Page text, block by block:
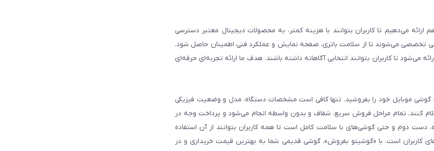
می‌دهیم تا کاربران بتوانند با هزینه کمتر، به محصولات دیجیتال معتبر دسترسی
تخصصی می‌شوند تا از سلامت باتری، صفحه نمایش و عملکرد فنی اطمینان حاصل شود.
تا کاربران بتوانند انتخابی آگاهانه داشته باشند. هدف ما ارائه تجربه‌ای حرفه‌ای
گوشی موبایل خود را بفروشید. تنها کافی است مشخصات دستگاه، مدل و وضعیت فیزیکی
کنند. تمام مراحل فروش سریع، شفاف و بدون واسطه انجام می‌شود و پرداخت وجه در
دوم و حتی گوشی‌های با سلامت کامل است تا همه کاربران بتوانند از آن استفاده
است. با «گوشیتو بفروش»، گوشی قدیمی شما به بهترین قیمت خریداری و در